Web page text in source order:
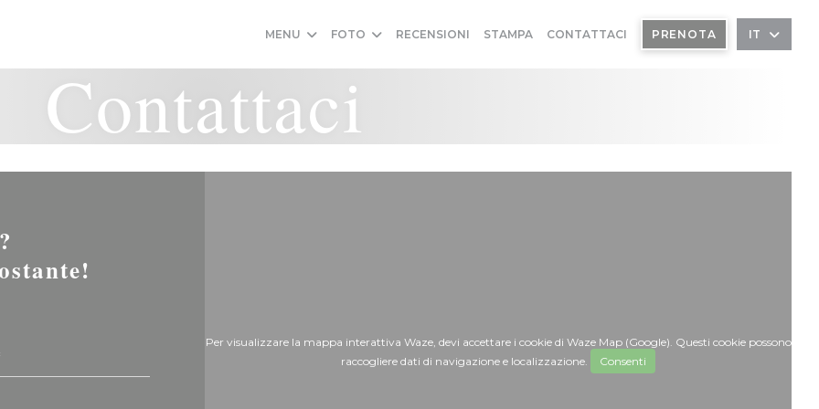
MENU FOTO RECENSIONI STAMPA CONTATTACI PRENOTA IT
Contattaci
Per visualizzare la mappa interattiva Waze, devi accettare i cookie di Waze Map (Google). Questi cookie possono
raccogliere dati di navigazione e localizzazione.
Consenti